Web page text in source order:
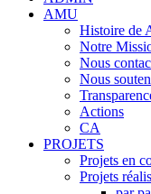
AMU
Histoire de
Notre
Nous
Nous
Actions
CA
PROJETS
Projets en
Projets